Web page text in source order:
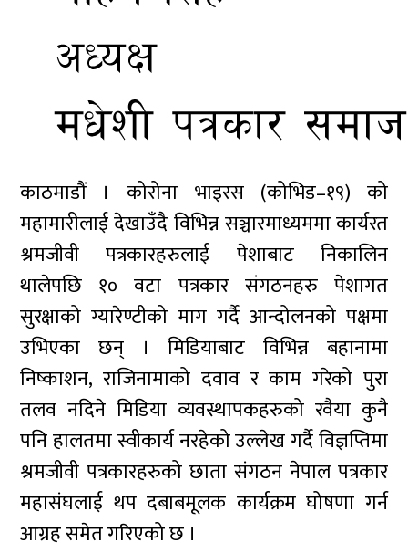
काठमाडौं । कोरोना भाइरस (कोभिड–१९) को
महामारीलाई देखाउँदै विभिन्न सञ्चारमाध्यममा कार्यरत
श्रमजीवी पत्रकारहरुलाई पेशाबाट निकालिन
थालेपछि १० वटा पत्रकार संगठनहरु पेशागत
सुरक्षाको ग्यारेण्टीको माग गर्दै आन्दोलनको पक्षमा
उभिएका छन् । मिडियाबाट विभिन्न बहानामा
निष्काशन, राजिनामाको दवाव र काम गरेको पुरा
तलव नदिने मिडिया व्यवस्थापकहरुको रवैया कुनै
पनि हालतमा स्वीकार्य नरहेको उल्लेख गर्दै विज्ञप्तिमा
श्रमजीवी पत्रकारहरुको छाता संगठन नेपाल पत्रकार
महासंघलाई थप दबाबमूलक कार्यक्रम घोषणा गर्न
आग्रह समेत गरिएको छ ।